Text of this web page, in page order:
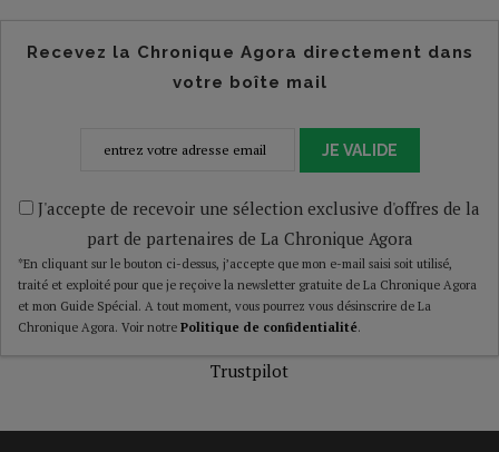
Recevez la Chronique Agora directement dans
votre boîte mail
JE VALIDE
J'accepte de recevoir une sélection exclusive d'offres de la
part de partenaires de La Chronique Agora
*En cliquant sur le bouton ci-dessus, j’accepte que mon e-mail saisi soit utilisé,
traité et exploité pour que je reçoive la newsletter gratuite de La Chronique Agora
et mon Guide Spécial. A tout moment, vous pourrez vous désinscrire de La
Chronique Agora. Voir notre Politique de confidentialité.
Trustpilot